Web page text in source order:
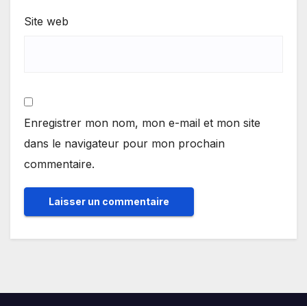
Site web
Enregistrer mon nom, mon e-mail et mon site
dans le navigateur pour mon prochain
commentaire.